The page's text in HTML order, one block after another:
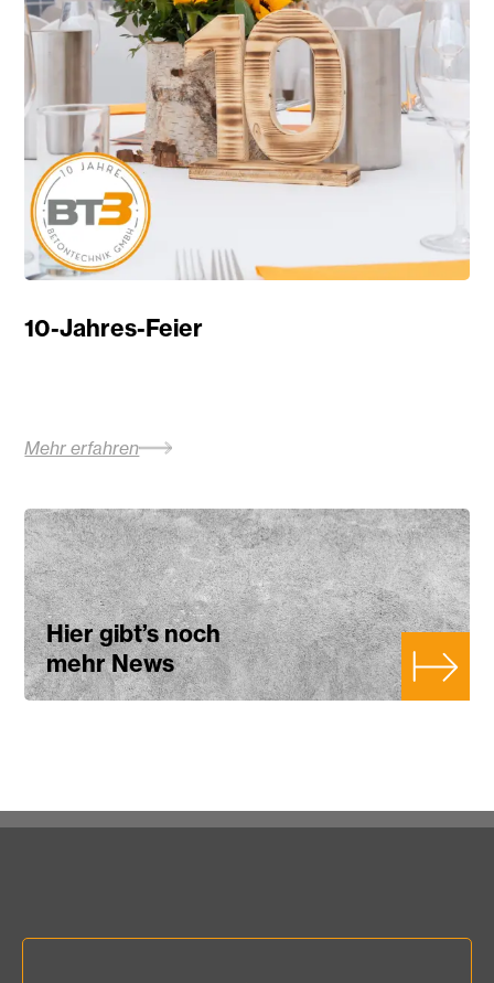
10-Jahres-Feier
Mehr erfahren
Hier gibt’s noch
mehr News